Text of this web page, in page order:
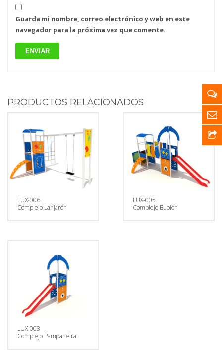
Guarda mi nombre, correo electrónico y web en este
navegador para la próxima vez que comente.
PRODUCTOS RELACIONADOS
LUX-006
Complejo Lanjarón
LUX-005
Complejo Bubión
LUX-003
Complejo Pampaneira